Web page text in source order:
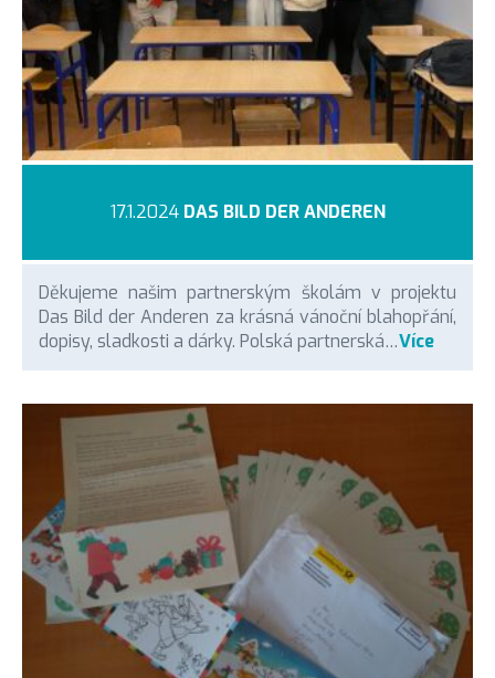
17.1.2024 DAS BILD DER ANDEREN
Děkujeme našim partnerským školám v projektu
Das Bild der Anderen za krásná vánoční blahopřání,
dopisy, sladkosti a dárky. Polská partnerská…Více